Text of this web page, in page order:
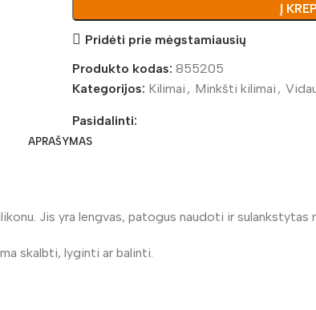
Į
Pridėti prie mėgstamiausių
Produkto kodas: 855205
Kategorijos: Kilimai , Minkšti kilimai ,
Pasidalinti:
APRAŠYMAS
Jis yra lengvas, patogus naudoti ir sulankstytas
skalbti, lyginti ar balinti.